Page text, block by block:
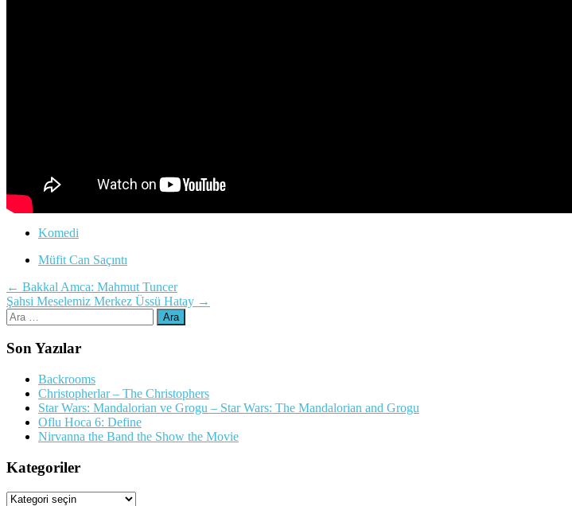
Komedi
Müfit Can Saçıntı
Yazı
dolaşımı
← Bakkal Amca: Mahmut Tuncer
Şahsi Meselemiz Merkez Üssü Hatay →
Arama:
Son Yazılar
Backrooms
Christopherlar – The Christophers
Star Wars: Mandalorian ve Grogu – Star Wars: The Mandalorian and Grogu
Oflu Hoca 6: Define
Nirvanna the Band the Show the Movie
Kategoriler
Kategoriler